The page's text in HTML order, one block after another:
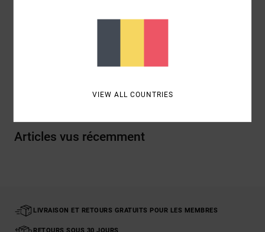
Articles vus récemment
LIVRAISON ET RETOURS GRATUITS POUR LES MEMBRES
VIEW ALL COUNTRIES